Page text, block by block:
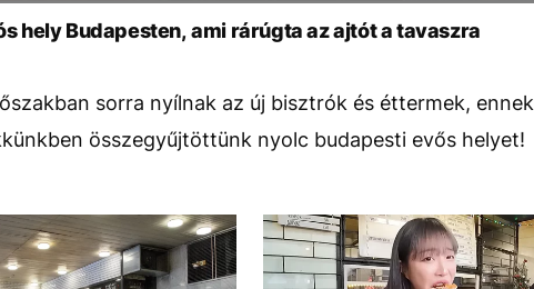
hely Budapesten, ami rárúgta az ajtót a tavaszra
sorra nyílnak az új bisztrók és éttermek, ennek
összegyűjtöttünk nyolc budapesti evős helyet!